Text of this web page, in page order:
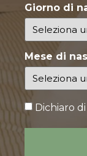
Giorno di
Mese di
Consenso
Dichiaro